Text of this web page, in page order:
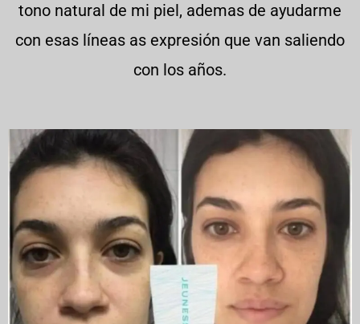
tono natural de mi piel, ademas de ayudarme
con esas líneas as expresión que van saliendo
con los años.